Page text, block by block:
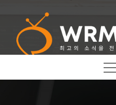
content
WRML 라디오
최고의 소식을 전합니다